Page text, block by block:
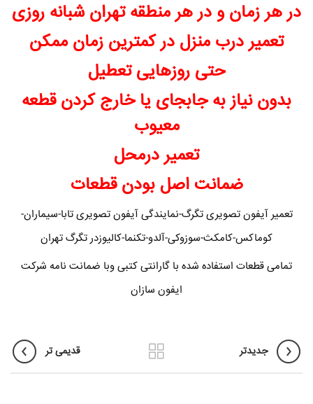
در هر زمان و در هر منطقه تهران شبانه روزی
تعمیر درب منزل در کمترین زمان ممکن
حتی روزهایی تعطیل
بدون نیاز به جابجای یا خارج کردن قطعه
معیوب
تعمیر درمحل
ضمانت اصل بودن قطعات
تعمیر آیفون تصویری تگرگ-نمایندگی آیفون تصویری تابا-سیماران-
کوماکس-کامکث-سوزوکی-آلدو-تکنما-کالیوزدر تگرگ تهران
تمامی قطعات استفاده شده با گارانتی کتبی وبا ضمانت نامه شرکت
ایفون سازان
جدیدتر قدیمی تر